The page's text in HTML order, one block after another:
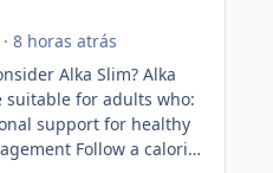
· 8 horas atrás
Alka Slim? Alka
suitable for adults who:
support for healthy
a calorie-